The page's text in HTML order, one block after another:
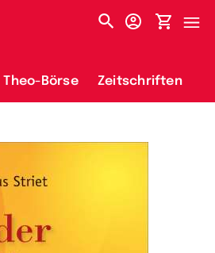
Theo-Börse Zeitschriften